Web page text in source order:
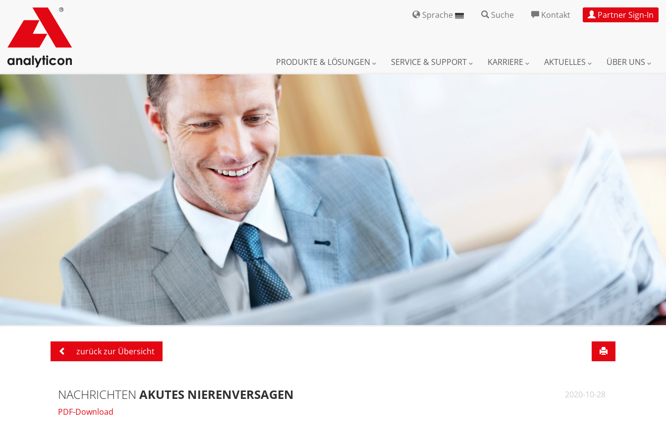
Sprache Suche Kontakt Partner Sign-In
PRODUKTE & LÖSUNGEN SERVICE & SUPPORT KARRIERE AKTUELLES ÜBER UNS
zurück zur Übersicht
2020-10-28
NACHRICHTEN AKUTES NIERENVERSAGEN
PDF-Download